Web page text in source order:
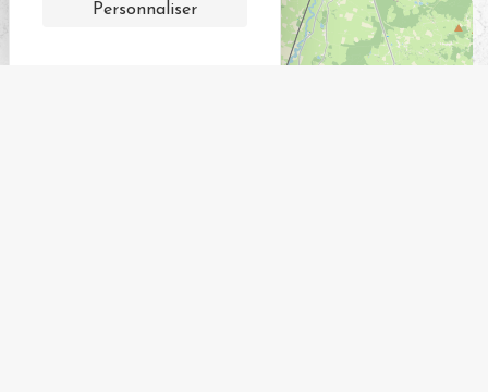
Personnaliser